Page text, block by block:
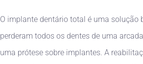
O implante dentário total é uma solução
perderam todos os dentes de uma
uma prótese sobre implantes. A